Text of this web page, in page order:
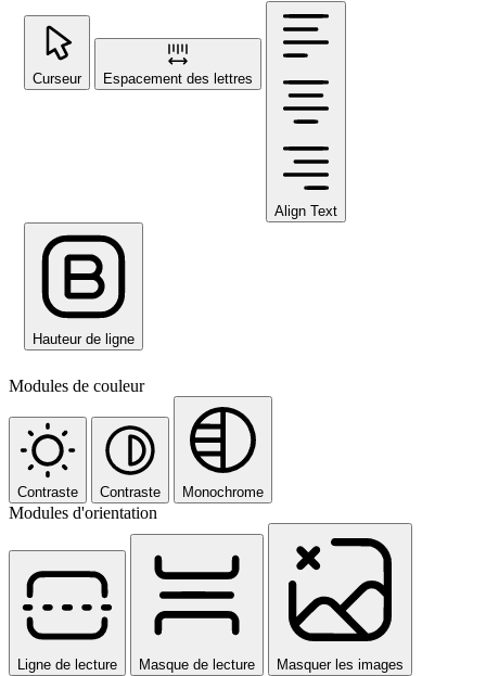
Curseur Espacement des lettres
Align Text
Hauteur de ligne
Modules de couleur
Contraste Contraste Monochrome
Modules d'orientation
Ligne de lecture Masque de lecture Masquer les images